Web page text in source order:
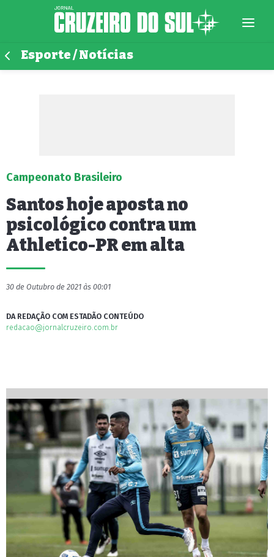
Esporte / Notícias
Campeonato Brasileiro
Santos hoje aposta no
psicológico contra um
Athletico-PR em alta
30 de Outubro de 2021 às 00:01
DA REDAÇÃO COM ESTADÃO CONTEÚDO
redacao@jornalcruzeiro.com.br